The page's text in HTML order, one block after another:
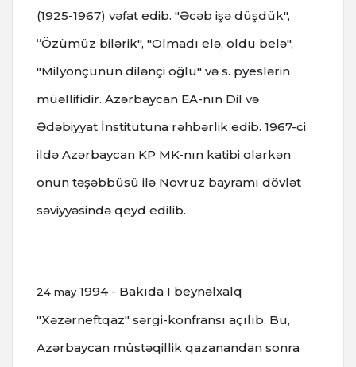
(1925-1967) vəfat edib. "Əcəb işə düşdük",
“Özümüz bilərik", "Olmadı elə, oldu belə",
"Milyonçunun dilənçi oğlu" və s. pyeslərin
müəllifidir. Azərbaycan EA-nın Dil və
Ədəbiyyat İnstitutuna rəhbərlik edib. 1967-ci
ildə Azərbaycan KP MK-nın katibi olarkən
onun təşəbbüsü ilə Novruz bayramı dövlət
səviyyəsində qeyd edilib.
24 may 1994 - Bakıda I beynəlxalq
"Xəzərneftqaz" sərgi-konfransı açılıb. Bu,
Azərbaycan müstəqillik qazanandan sonra